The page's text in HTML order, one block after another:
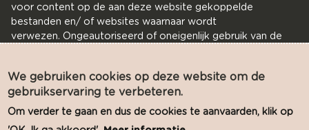
voor content op de aan deze website gekoppelde
bestanden en/ of websites waarnaar wordt
verwezen. Ongeautoriseerd of oneigenlijk gebruik van de
content of delen daarvan op publiekelijk toegankelijke
plaatsen dient schriftelijk aan ons te worden verzocht.
Vind ons op Facebook
We gebruiken cookies op deze website om de
gebruikservaring te verbeteren.
Om verder te gaan en dus de cookies te aanvaarden, klik op